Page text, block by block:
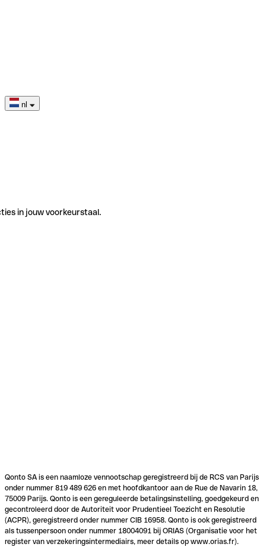
nl
in jouw voorkeurstaal.
Qonto SA is een naamloze vennootschap geregistreerd bij de RCS van Parijs
onder nummer 819 489 626 en met hoofdkantoor aan de Rue de Navarin 18,
75009 Parijs. Qonto is een gereguleerde betalingsinstelling, goedgekeurd en
gecontroleerd door de Autoriteit voor Prudentieel Toezicht en Resolutie
(ACPR), geregistreerd onder nummer CIB 16958. Qonto is ook geregistreerd
als tussenpersoon onder nummer 18004091 bij ORIAS (Organisatie voor het
register van verzekeringsintermediairs, meer details op www.orias.fr).